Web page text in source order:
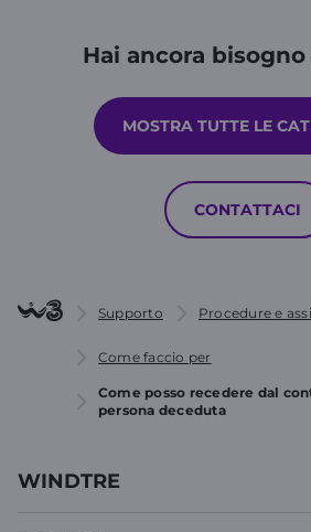
Hai ancora
MOSTRA TUTTE LE
CONTATTACI
Supporto Procedure e
Come faccio per
Come posso recedere dal
persona deceduta
WINDTRE